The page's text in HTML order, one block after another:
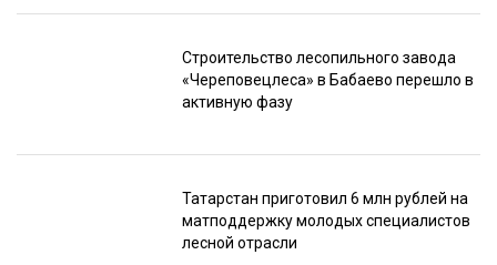
Строительство лесопильного завода
«Череповецлеса» в Бабаево перешло в
активную фазу
Татарстан приготовил 6 млн рублей на
матподдержку молодых специалистов
лесной отрасли